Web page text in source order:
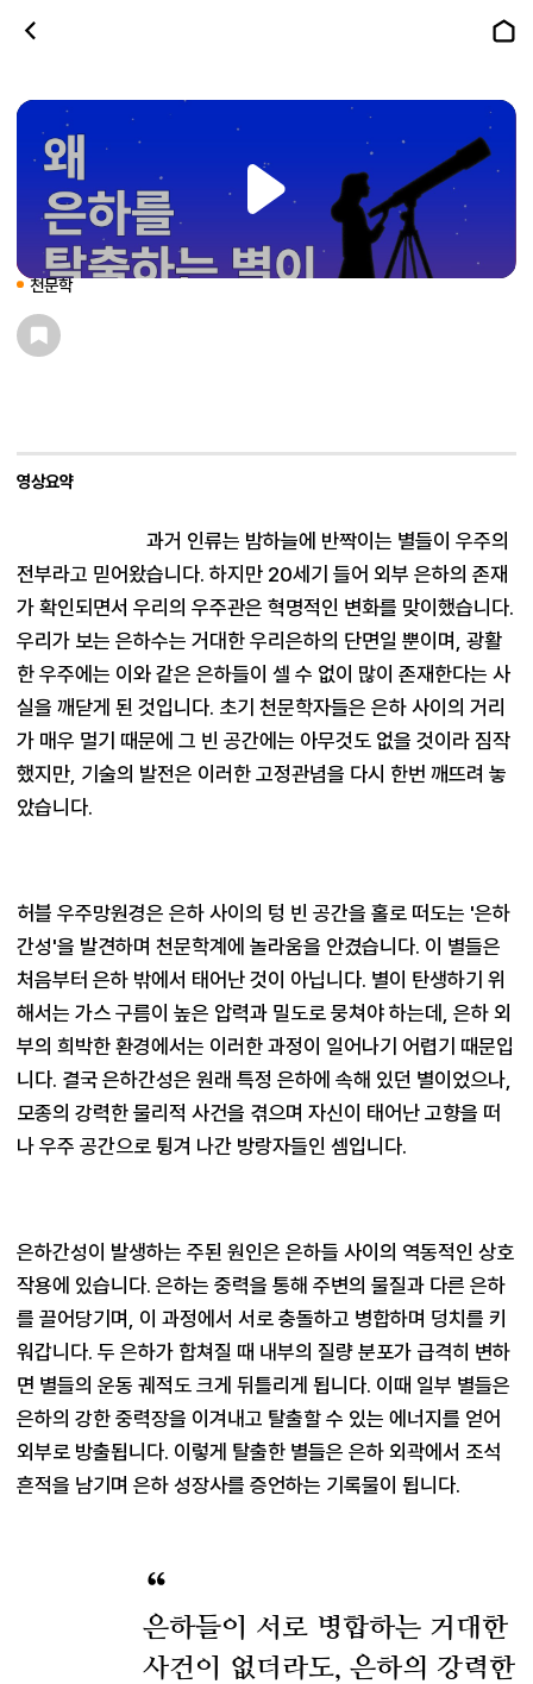
왜 은하를 탈출하는 별이 있을까?
과학플랫폼 SOAK
천문학
영상요약
과거 인류는 밤하늘에 반짝이는 별들이 우주의
전부라고 믿어왔습니다. 하지만 20세기 들어 외부 은하의 존재
가 확인되면서 우리의 우주관은 혁명적인 변화를 맞이했습니다.
우리가 보는 은하수는 거대한 우리은하의 단면일 뿐이며, 광활
한 우주에는 이와 같은 은하들이 셀 수 없이 많이 존재한다는 사
실을 깨닫게 된 것입니다. 초기 천문학자들은 은하 사이의 거리
가 매우 멀기 때문에 그 빈 공간에는 아무것도 없을 것이라 짐작
했지만, 기술의 발전은 이러한 고정관념을 다시 한번 깨뜨려 놓
았습니다.
허블 우주망원경은 은하 사이의 텅 빈 공간을 홀로 떠도는 '은하
간성'을 발견하며 천문학계에 놀라움을 안겼습니다. 이 별들은
처음부터 은하 밖에서 태어난 것이 아닙니다. 별이 탄생하기 위
해서는 가스 구름이 높은 압력과 밀도로 뭉쳐야 하는데, 은하 외
부의 희박한 환경에서는 이러한 과정이 일어나기 어렵기 때문입
니다. 결국 은하간성은 원래 특정 은하에 속해 있던 별이었으나,
모종의 강력한 물리적 사건을 겪으며 자신이 태어난 고향을 떠
나 우주 공간으로 튕겨 나간 방랑자들인 셈입니다.
은하간성이 발생하는 주된 원인은 은하들 사이의 역동적인 상호
작용에 있습니다. 은하는 중력을 통해 주변의 물질과 다른 은하
를 끌어당기며, 이 과정에서 서로 충돌하고 병합하며 덩치를 키
워갑니다. 두 은하가 합쳐질 때 내부의 질량 분포가 급격히 변하
면 별들의 운동 궤적도 크게 뒤틀리게 됩니다. 이때 일부 별들은
은하의 강한 중력장을 이겨내고 탈출할 수 있는 에너지를 얻어
외부로 방출됩니다. 이렇게 탈출한 별들은 은하 외곽에서 조석
흔적을 남기며 은하 성장사를 증언하는 기록물이 됩니다.
은하들이 서로 병합하는 거대한
사건이 없더라도, 은하의 강력한